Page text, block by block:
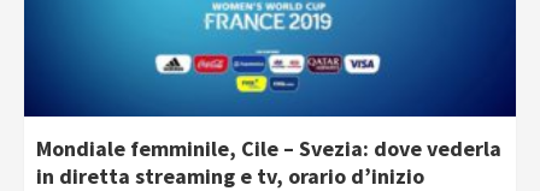
Mondiale femminile, Cile – Svezia: dove vederla
in diretta streaming e tv, orario d’inizio